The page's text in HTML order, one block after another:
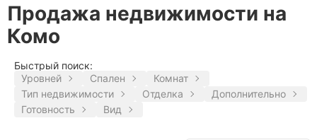
Продажа недвижимости на
Комо
Быстрый поиск:
Уровней
Спален
Комнат
Тип недвижимости
Отделка
Дополнительно
Готовность
Вид